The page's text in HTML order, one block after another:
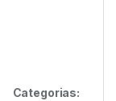
Categorias: